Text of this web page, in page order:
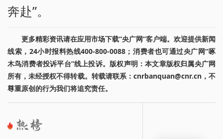
奔赴”。
更多精彩资讯请在应用市场下载“央广网”客户端。欢迎提供新闻
线索，24小时报料热线400-800-0088；消费者也可通过央广网“啄
木鸟消费者投诉平台”线上投诉。版权声明：本文章版权归属央广网
所有，未经授权不得转载。转载请联系：cnrbanquan@cnr.cn，不
尊重原创的行为我们将追究责任。